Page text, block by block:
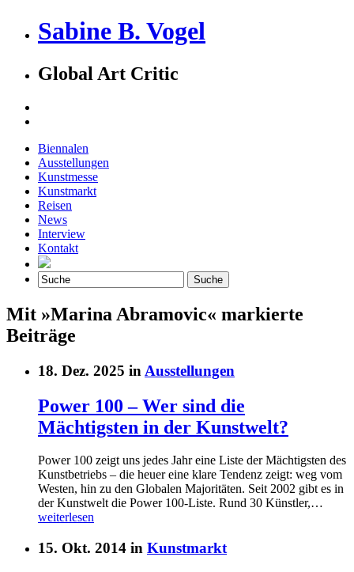
Sabine B. Vogel
Global Art Critic
Biennalen
Ausstellungen
Kunstmesse
Kunstmarkt
Reisen
News
Interview
Kontakt
Mit »Marina Abramovic« markierte
Beiträge
18. Dez. 2025 in Ausstellungen
Power 100 – Wer sind die
Mächtigsten in der Kunstwelt?
Power 100 zeigt uns jedes Jahr eine Liste der Mächtigsten des
Kunstbetriebs – die heuer eine klare Tendenz zeigt: weg vom
Westen, hin zu den Globalen Majoritäten. Seit 2002 gibt es in
der Kunstwelt die Power 100-Liste. Rund 30 Künstler,…
weiterlesen
15. Okt. 2014 in Kunstmarkt